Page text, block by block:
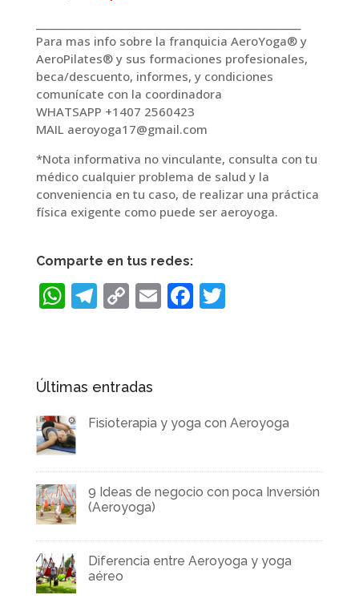
Para mas info sobre la franquicia AeroYoga® y
AeroPilates® y sus formaciones profesionales,
beca/descuento, informes, y condiciones
comunícate con la coordinadora
WHATSAPP +1407 2560423
MAIL aeroyoga17@gmail.com
*Nota informativa no vinculante, consulta con tu
médico cualquier problema de salud y la
conveniencia en tu caso, de realizar una práctica
física exigente como puede ser aeroyoga.
Comparte en tus redes:
W
h
A
p
p
T
el
a
m
C
o
y
Li
n
E
m
F
a
o
k
T
Últimas entradas
Fisioterapia y yoga con Aeroyoga
9 Ideas de negocio con poca Inversión
(Aeroyoga)
Diferencia entre Aeroyoga y yoga
aéreo